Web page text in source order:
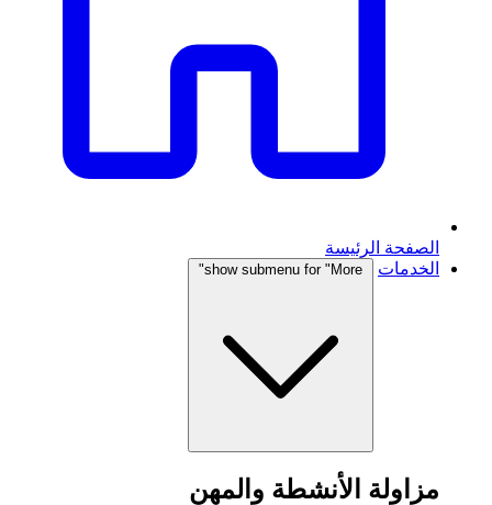
الصفحة الرئيسة
الخدمات
show submenu for "More"
مزاولة الأنشطة والمهن